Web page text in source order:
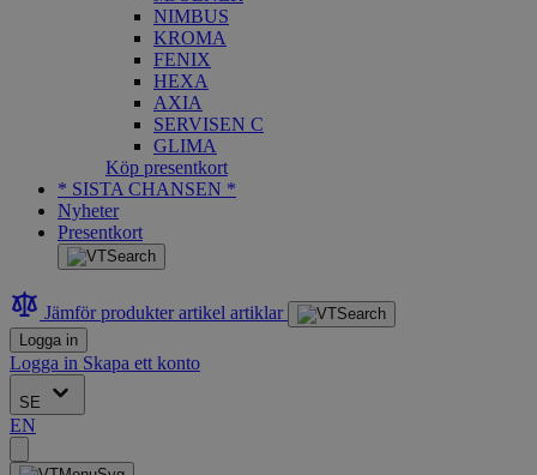
NIMBUS
KROMA
FENIX
HEXA
AXIA
SERVISEN C
GLIMA
Köp presentkort
* SISTA CHANSEN *
Nyheter
Presentkort
Jämför produkter artikel artiklar
Logga in
Logga in Skapa ett konto
SE
EN